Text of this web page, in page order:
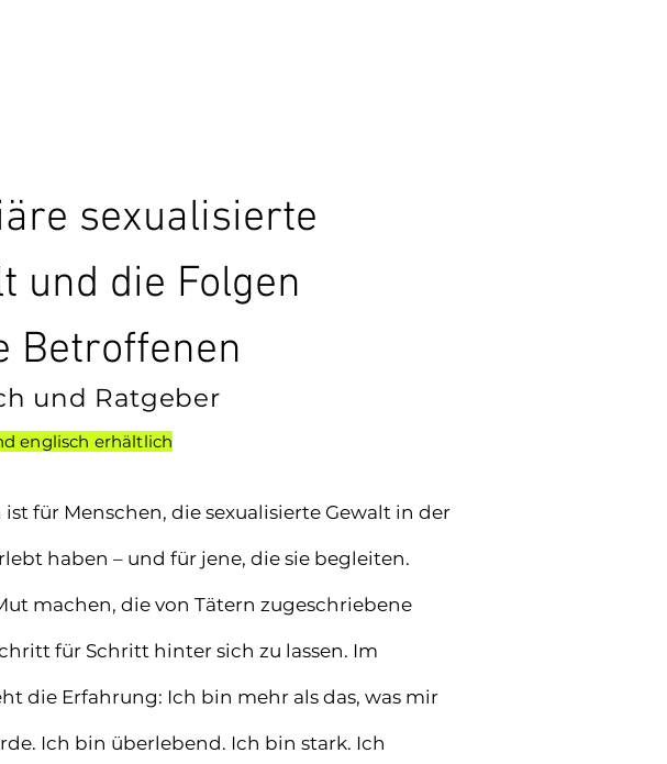
sexualisierte
und die Folgen
Betroffenen
und Ratgeber
englisch erhältlich
ist für Menschen, die sexualisierte Gewalt in der
haben – und für jene, die sie begleiten.
machen, die von Tätern zugeschriebene
für Schritt hinter sich zu lassen. Im
die Erfahrung: Ich bin mehr als das, was mir
Ich bin überlebend. Ich bin stark. Ich